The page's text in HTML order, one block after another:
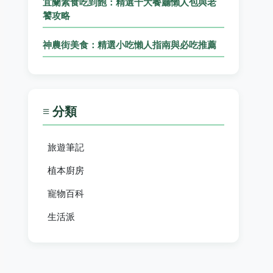
饕攻略
神農街美食：精選小吃懶人指南與必吃推薦
≡ 分類
旅遊筆記
植本廚房
寵物百科
生活派